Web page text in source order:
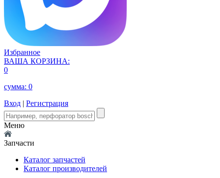
Избранное
ВАША КОРЗИНА:
0
сумма: 0
Вход | Регистрация
Меню
Запчасти
Каталог запчастей
Каталог производителей